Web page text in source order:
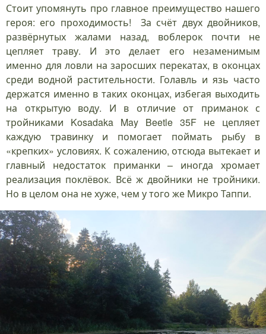
Стоит упомянуть про главное преимущество нашего
героя: его проходимость! За счёт двух двойников,
развёрнутых жалами назад, воблерок почти не
цепляет траву. И это делает его незаменимым
именно для ловли на заросших перекатах, в оконцах
среди водной растительности. Голавль и язь часто
держатся именно в таких оконцах, избегая выходить
на открытую воду. И в отличие от приманок с
тройниками Kosadaka May Beetle 35F не цепляет
каждую травинку и помогает поймать рыбу в
«крепких» условиях. К сожалению, отсюда вытекает и
главный недостаток приманки – иногда хромает
реализация поклёвок. Всё ж двойники не тройники.
Но в целом она не хуже, чем у того же Микро Таппи.